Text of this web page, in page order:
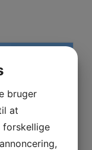
bruger
at
forskellige